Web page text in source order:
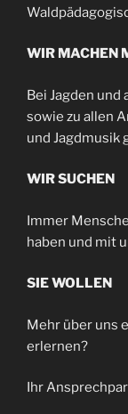
WIR MACHEN
Bei Jagden
sowie zu allen
und Jagdmusik
WIR SUCHEN
Immer
haben und mit
SIE WOLLEN
Mehr über uns
erlernen?
Ihr